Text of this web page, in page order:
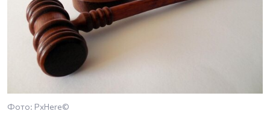
Фото: PxHere©